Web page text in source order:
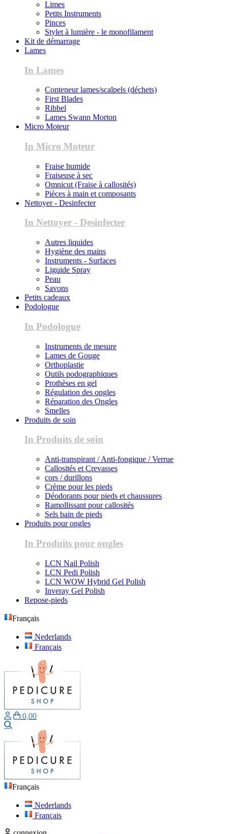
Limes
Petits Instruments
Pinces
Stylet à lumière - le monofilament
Kit de démarrage
Lames
In Lames
Conteneur lames/scalpels (déchets)
First Blades
Ribbel
Lames Swann Morton
Micro Moteur
In Micro Moteur
Fraise humide
Fraiseuse à sec
Omnicut (Fraise à callosités)
Pièces à main et composants
Nettoyer - Desinfecter
In Nettoyer - Desinfecter
Autres liquides
Hygiène des mains
Instruments - Surfaces
Liguide Spray
Peau
Savons
Petits cadeaux
Podologue
In Podologue
Instruments de mesure
Lames de Gouge
Orthoplastie
Outils podographiques
Prothèses en gel
Régulation des ongles
Réparation des Ongles
Smelles
Produits de soin
In Produits de soin
Anti-transpirant / Anti-fongique / Verrue
Callosités et Crevasses
cors / durillons
Crème pour les pieds
Déodorants pour pieds et chaussures
Ramollissant pour callosités
Sels bain de pieds
Produits pour ongles
In Produits pour ongles
LCN Nail Polish
LCN Pedi Polish
LCN WOW Hybrid Gel Polish
Inveray Gel Polish
Repose-pieds
Français
Nederlands
Français
0,00
Français
Nederlands
Français